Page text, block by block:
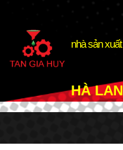
nhà sản xuất
HÀ LAN